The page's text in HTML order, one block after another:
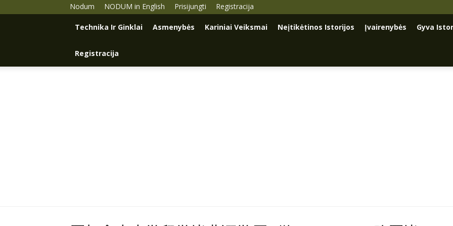
Nodum NODUM in English Prisijungti Registracija
Technika Ir Ginklai Asmenybės Kariniai Veiksmai Neįtikėtinos Istorijos Įvairenybės Gyva
Registracija